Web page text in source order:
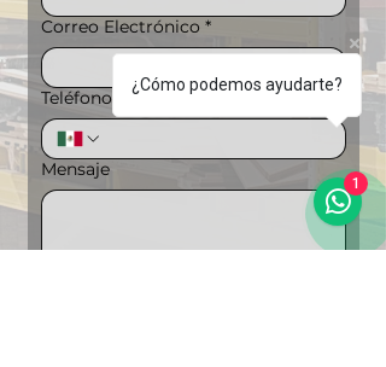
Correo Electrónico *
Teléfono
Mensaje
¿Cómo podemos ayudarte?
1